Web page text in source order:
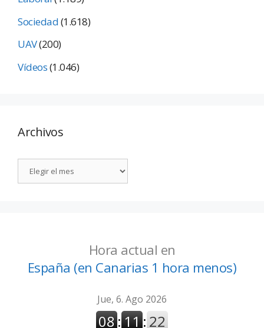
Sociedad(1.618)
UAV(200)
Vídeos(1.046)
Archivos
Hora actual en
España (en Canarias 1 hora menos)